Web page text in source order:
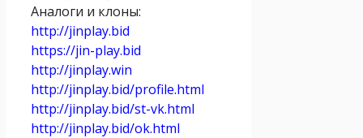
Аналоги и клоны:
http://jinplay.bid
https://jin-play.bid
http://jinplay.win
http://jinplay.bid/profile.html
http://jinplay.bid/st-vk.html
http://jinplay.bid/ok.html